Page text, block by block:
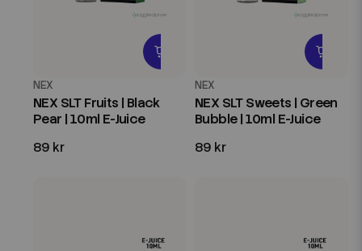
NEX
NEX SLT Fruits | Black
Pear | 10ml E-Juice
89 kr
NEX
NEX SLT Sweets | Green
Bubble | 10ml E-Juice
89 kr